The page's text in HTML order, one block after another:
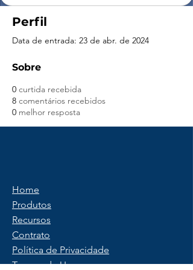
Perfil
Data de entrada: 23 de abr. de 2024
Sobre
0 curtida recebida
8 comentários recebidos
0 melhor resposta
Home
Produtos
Recursos
Contrato
Política de Privacidade
Termos de Uso